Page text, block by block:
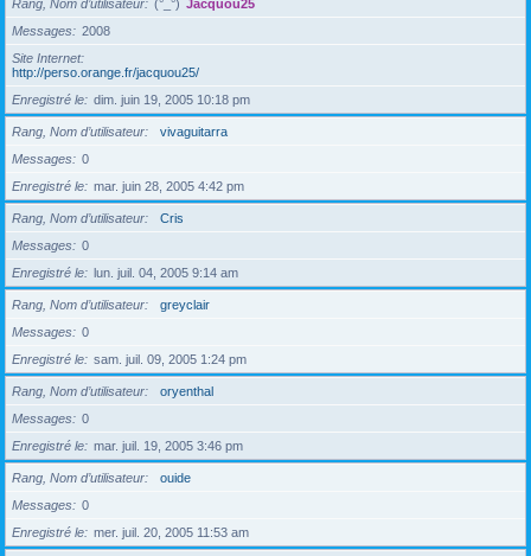
Rang, Nom d’utilisateur (°_°) Jacquou25
Messages
2008
Site Internet
http://perso.orange.fr/jacquou25/
Enregistré le
dim. juin 19, 2005 10:18 pm
Rang, Nom d’utilisateur
vivaguitarra
Messages
0
Enregistré le
mar. juin 28, 2005 4:42 pm
Rang, Nom d’utilisateur
Cris
Messages
0
Enregistré le
lun. juil. 04, 2005 9:14 am
Rang, Nom d’utilisateur
greyclair
Messages
0
Enregistré le
sam. juil. 09, 2005 1:24 pm
Rang, Nom d’utilisateur
oryenthal
Messages
0
Enregistré le
mar. juil. 19, 2005 3:46 pm
Rang, Nom d’utilisateur
ouide
Messages
0
Enregistré le
mer. juil. 20, 2005 11:53 am